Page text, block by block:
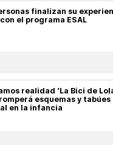
finalizan su
el programa ESAL
realidad ‘La Bici de
esquemas y
en la infancia